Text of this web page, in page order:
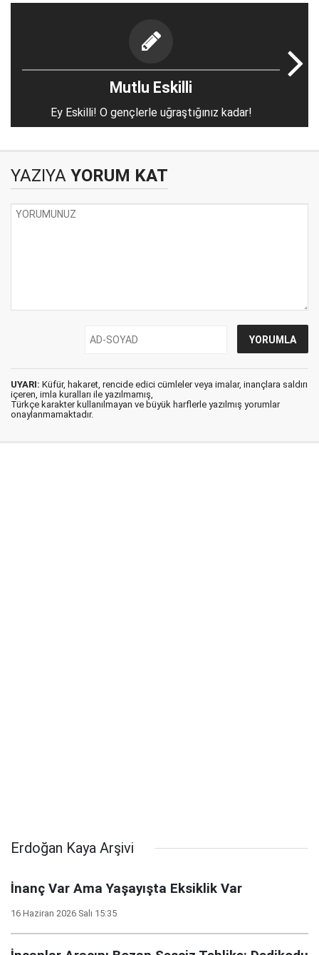
Mutlu Eskilli
Ey Eskilli! O gençlerle uğraştığınız kadar!
YAZIYA YORUM KAT
UYARI: Küfür, hakaret, rencide edici cümleler veya imalar, inançlara saldırı
içeren, imla kuralları ile yazılmamış,
Türkçe karakter kullanılmayan ve büyük harflerle yazılmış yorumlar
onaylanmamaktadır.
Erdoğan Kaya Arşivi
İnanç Var Ama Yaşayışta Eksiklik Var
16 Haziran 2026 Salı 15:35